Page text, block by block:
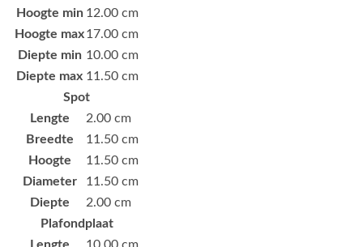
Hoogte min 12.00 cm
Hoogte max17.00 cm
Diepte min 10.00 cm
Diepte max 11.50 cm
Spot
Lengte
2.00 cm
Breedte
11.50 cm
Hoogte
11.50 cm
Diameter
11.50 cm
Diepte
2.00 cm
Plafondplaat